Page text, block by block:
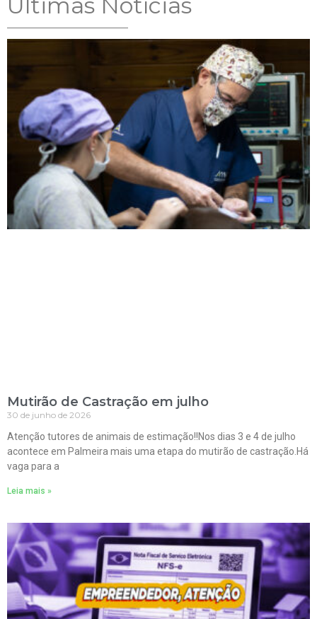
Mutirão de Castração em julho
30 de junho de 2026
Atenção tutores de animais de estimação!!Nos dias 3 e 4 de julho
acontece em Palmeira mais uma etapa do mutirão de castração.Há
vaga para a
Leia mais »